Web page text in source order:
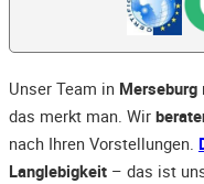
Unser Team in Merseburg
das merkt man. Wir
nach Ihren Vorstellungen.
Langlebigkeit – das ist